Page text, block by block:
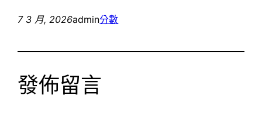
7 3 月, 2026admin分數
發佈留言